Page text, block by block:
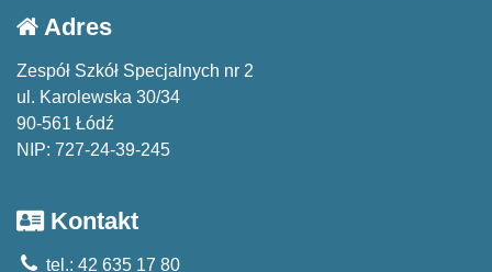
Adres
Zespół Szkół Specjalnych nr 2
ul. Karolewska 30/34
90-561 Łódź
NIP: 727-24-39-245
Kontakt
tel.: 42 635 17 80